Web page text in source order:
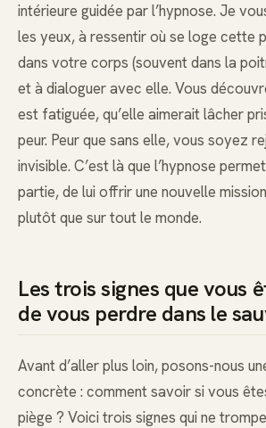
intérieure guidée par l’hypnose. Je
les yeux, à ressentir où se loge cette
dans votre corps (souvent dans la
et à dialoguer avec elle. Vous
est fatiguée, qu’elle aimerait lâcher
peur. Peur que sans elle, vous soyez
invisible. C’est là que l’hypnose
partie, de lui offrir une nouvelle
plutôt que sur tout le monde.
Les trois signes que vous
de vous perdre dans le
Avant d’aller plus loin, posons-nous
concrète : comment savoir si vous
piège ? Voici trois signes qui ne